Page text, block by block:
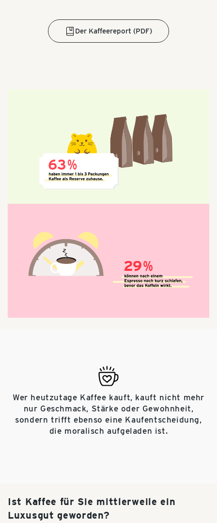
Der Kaffeereport (PDF)
Wer heutzutage Kaffee kauft, kauft nicht mehr
nur Geschmack, Stärke oder Gewohnheit,
sondern trifft ebenso eine Kaufentscheidung,
die moralisch aufgeladen ist.
Ist Kaffee für Sie mittlerweile ein
Luxusgut geworden?